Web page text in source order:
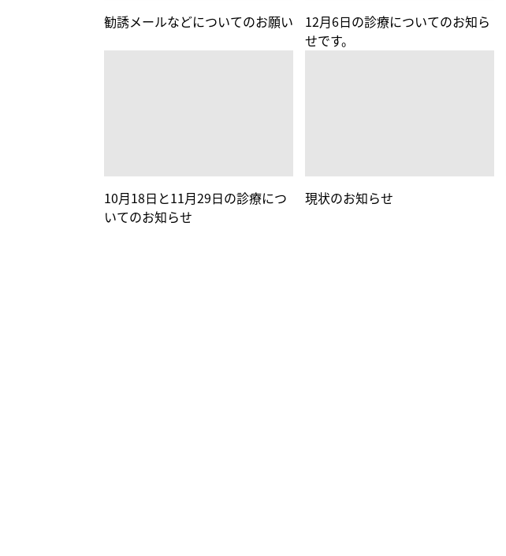
勧誘メールなどについてのお願い
12月6日の診療についてのお知ら
せです。
10月18日と11月29日の診療につ
いてのお知らせ
現状のお知らせ